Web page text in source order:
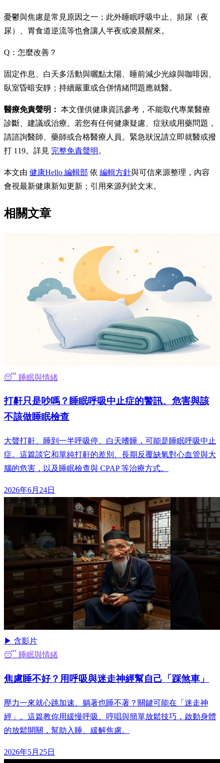
憂鬱與焦慮是常見原因之一；此外睡眠呼吸中止、頻尿（夜
尿）、胃食道逆流等也會讓人半夜或凌晨醒來。
Q：怎麼改善？
固定作息、白天多活動與曬點太陽、睡前減少光線與咖啡因、
臥室昏暗安靜；持續嚴重或合併情緒問題應就醫。
醫療免責聲明： 本文僅供健康資訊參考，不能取代專業醫療
診斷、建議或治療。若您有任何健康疑慮、症狀或用藥問題，
請諮詢醫師、藥師或合格醫療人員。緊急狀況請立即就醫或撥
打 119。詳見 完整免責聲明 。
本文由 健康Hello 編輯部 依 編輯方針與可信來源整理，內容
會視最新健康新知更新；引用來源列於文末。
相關文章
😴 睡眠與情緒
打鼾只是吵嗎？睡眠呼吸中止症的警訊、危害與該
不該做睡眠檢查
大聲打鼾、睡到一半呼吸停、白天嗜睡，可能是睡眠呼吸中止
症。這篇談它和單純打鼾的差別、長期反覆缺氧對心血管與大
腦的危害，以及睡眠檢查與 CPAP 等治療方式。
2026年6月24日
▶ 含影片
😴 睡眠與情緒
焦慮睡不好？用呼吸與迷走神經幫自己「踩煞車」
壓力一來就心跳加速、躺著也睡不著？關鍵可能在「迷走神
經」。這篇教你用緩慢呼吸、哼唱與簡單放鬆技巧，啟動身體
的放鬆開關，幫助入睡、緩解焦慮。
2026年5月25日